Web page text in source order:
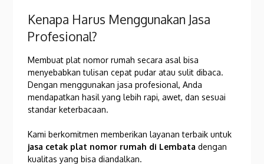
Kenapa Harus Menggunakan Jasa
Profesional?
Membuat plat nomor rumah secara asal bisa
menyebabkan tulisan cepat pudar atau sulit dibaca.
Dengan menggunakan jasa profesional, Anda
mendapatkan hasil yang lebih rapi, awet, dan sesuai
standar keterbacaan.
Kami berkomitmen memberikan layanan terbaik untuk
jasa cetak plat nomor rumah di Lembata dengan
kualitas yang bisa diandalkan.